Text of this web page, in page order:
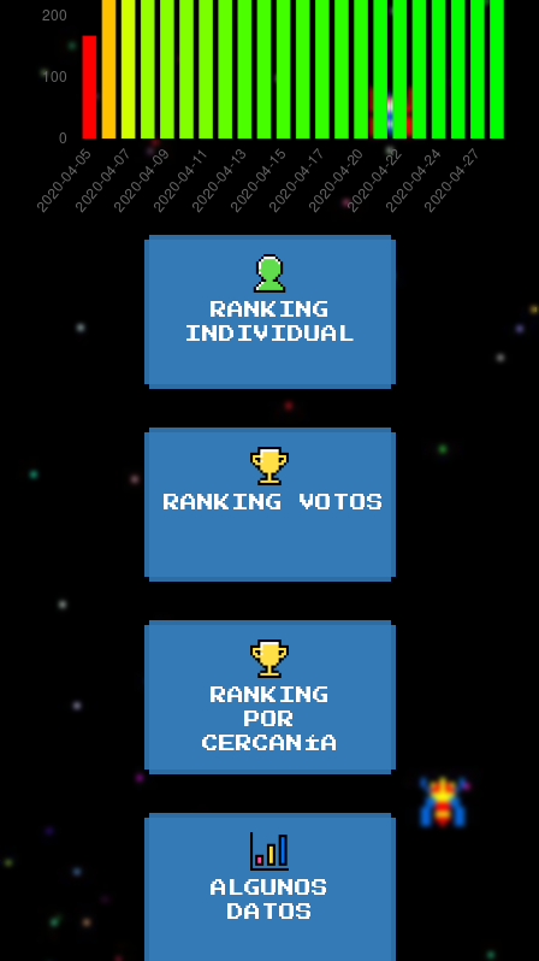
RANKING
INDIVIDUAL
RANKING VOTOS
RANKING
POR
CERCANÍA
ALGUNOS
DATOS